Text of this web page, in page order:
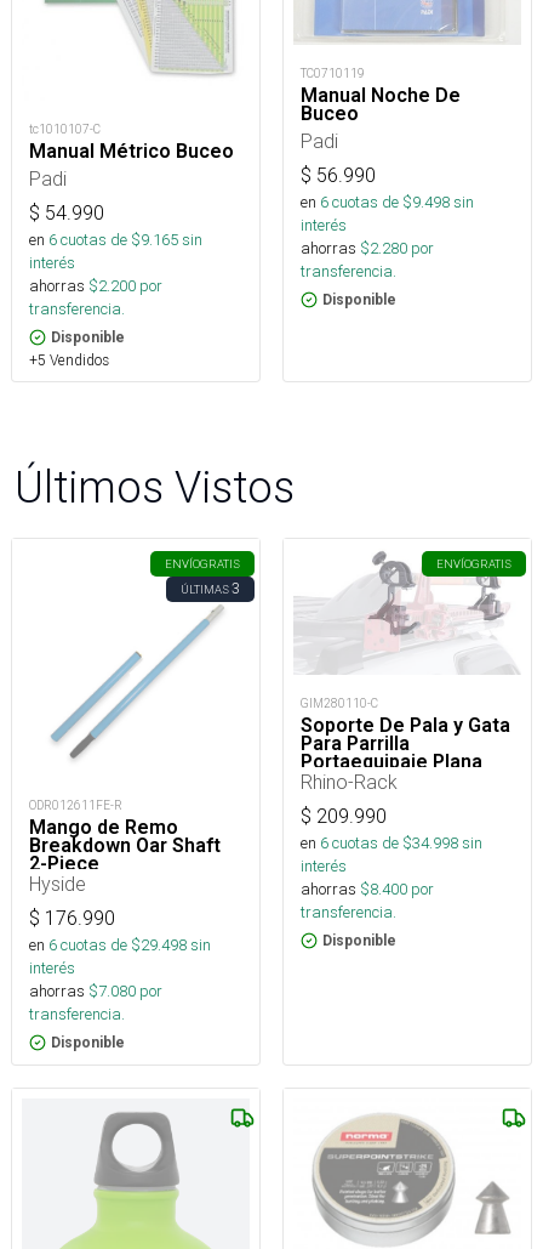
tc1010107-C
Manual Métrico Buceo
Padi
$ 54.990
en 6cuotas de $9.165sin
interés
ahorras $2.200 por
transferencia.
Disponible
+5 Vendidos
TC0710119
Manual Noche De
Buceo
Padi
$ 56.990
en 6cuotas de $9.498sin
interés
ahorras $2.280 por
transferencia.
Disponible
Últimos Vistos
ENVÍOGRATIS
ÚLTIMAS3
ODR012611FE-R
Mango de Remo
Breakdown Oar Shaft
2-Piece
Hyside
$ 176.990
en 6cuotas de $29.498sin
interés
ahorras $7.080 por
transferencia.
Disponible
ENVÍOGRATIS
GIM280110-C
Soporte De Pala y Gata
Para Parrilla
Portaequipaje Plana
Modelo Pioneer
Rhino-Rack
$ 209.990
en 6cuotas de $34.998sin
interés
ahorras $8.400 por
transferencia.
Disponible